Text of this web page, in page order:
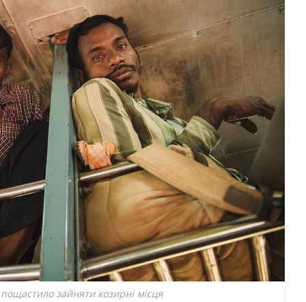
зайняти козирні місця
до поїздки в
Азію
466 перегляди
Пакуємо рюкзак для
гірського походу
748 перегляди